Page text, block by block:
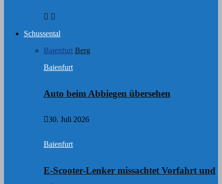
Schussental
Baienfurt Berg
Baienfurt
Auto beim Abbiegen übersehen
30. Juli 2026
Baienfurt
E-Scooter-Lenker missachtet Vorfahrt und